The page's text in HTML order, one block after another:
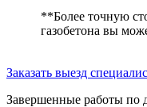
**Более точную
газобетона вы
Заказать выезд
Завершенные работы по